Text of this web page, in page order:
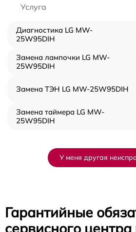
Услуга
Диагностика LG MW-
25W95DIH
Замена лампочки LG MW-
25W95DIH
Замена ТЭН LG MW-25W95DIH
Замена таймера LG MW-
25W95DIH
У меня другая
Гарантийные
сервисного